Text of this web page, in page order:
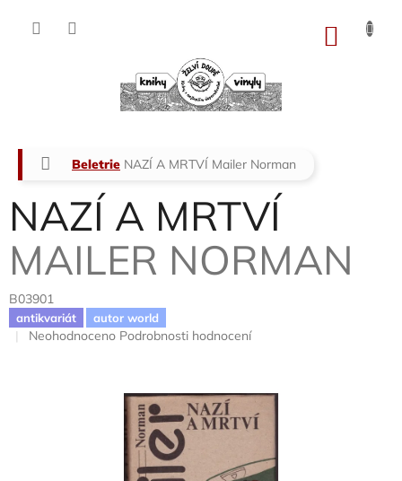
Domů
Beletrie NAZÍ A MRTVÍ Mailer Norman
NAZÍ A MRTVÍ
MAILER NORMAN
B03901
antikvariát autor world
Průměrné
Neohodnoceno Podrobnosti hodnocení